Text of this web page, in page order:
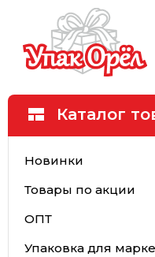
Каталог
Новинки
Товары по акции
ОПТ
Упаковка для